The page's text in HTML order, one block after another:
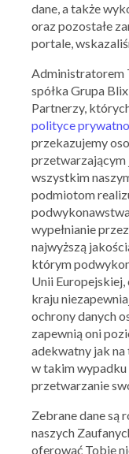
Dodatkowe
Dodatkowe
dane, a także
oraz pozostałe
portale,
Administratorem
spółka Grupa
Partnerzy,
polityce
przekazujemy
przetwarzającym
wszystkim
podmiotom
wypełnianie
najwyższą
którym
Unii Europejskiej,
kraju
ochrony danych
zapewnią oni
adekwatny jak
w takim wypadku
przetwarzanie
Zebrane dane są
naszych
oferować Tobie